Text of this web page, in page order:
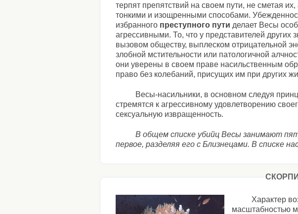
терпят препятствий на своем пути, не сметая
тонкими и изощренными способами.
избранного преступного пути делает Весы
агрессивными. То, что у представителей других
вызовом обществу, выплеском отрицательной
злобной мстительности или патологичной
они уверены в своем праве насильственным
право без колебаний, присущих им при других
Весы-насильники, в основном следуя
стремятся к агрессивному удовлетворению
сексуальную извращенность.
В общем списке убийц Весы занимают
первое, разделяя его с Близнецами. В списке
Характер
масштабностью